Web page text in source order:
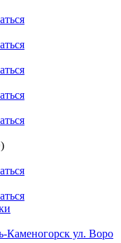
Каменогорск ул. Воро